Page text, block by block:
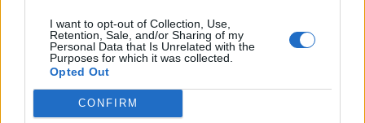
I want to opt-out of Collection, Use,
Retention, Sale, and/or Sharing of my
Personal Data that Is Unrelated with the
Purposes for which it was collected.
Opted Out
CONFIRM
Bardone in piazza
critica Pd e Prefettura:
“Non sappiamo quanti
stranieri arrivano
perché non ce lo
con una prostituta e poi
la deruba di 600 euro,